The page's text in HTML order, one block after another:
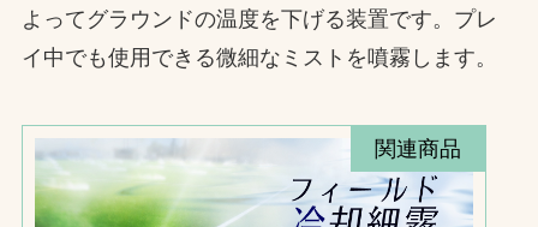
よってグラウンドの温度を下げる装置です。プレ
イ中でも使用できる微細なミストを噴霧します。
関連商品